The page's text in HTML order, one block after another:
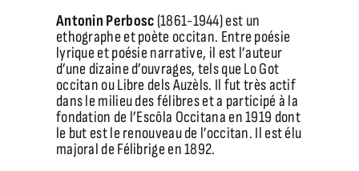
Antonin Perbosc (1861-1944) est un
ethographe et poète occitan. Entre poésie
lyrique et poésie narrative, il est l’auteur
d’une dizaine d’ouvrages, tels que Lo Got
occitan ou Libre dels Auzèls. Il fut très actif
dans le milieu des félibres et a participé à la
fondation de l’Escôla Occitana en 1919 dont
le but est le renouveau de l’occitan. Il est élu
majoral de Félibrige en 1892.